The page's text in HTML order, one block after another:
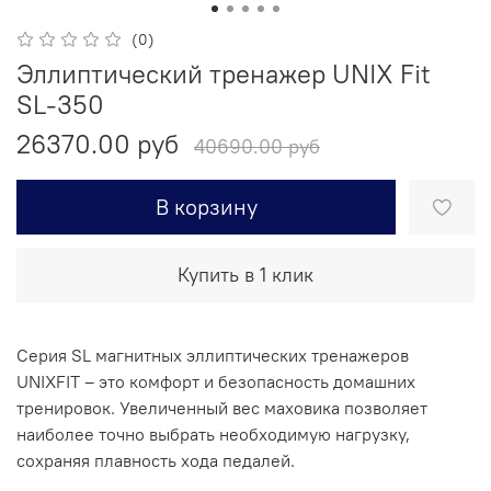
(0)
Эллиптический тренажер UNIX Fit
SL-350
26370.00 руб
40690.00 руб
В корзину
Купить в 1 клик
Серия SL магнитных эллиптических тренажеров
UNIXFIT – это комфорт и безопасность домашних
тренировок. Увеличенный вес маховика позволяет
наиболее точно выбрать необходимую нагрузку,
сохраняя плавность хода педалей.